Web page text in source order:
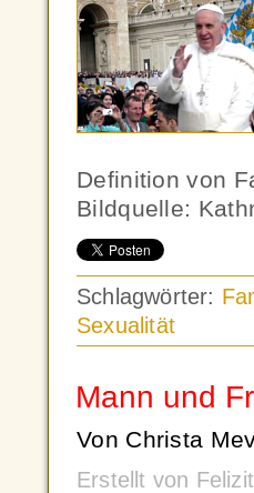
Definition von
Bildquelle:
Schlagwörter:
Sexualität
Mann und
Von Christa
Erstellt von